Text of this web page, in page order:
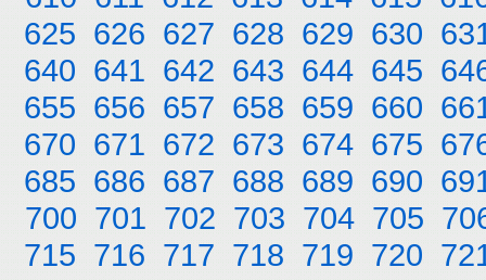
625 626 627 628 629 630
640 641 642 643 644 645
655 656 657 658 659 660
670 671 672 673 674 675
685 686 687 688 689 690
700 701 702 703 704 705
715 716 717 718 719 720